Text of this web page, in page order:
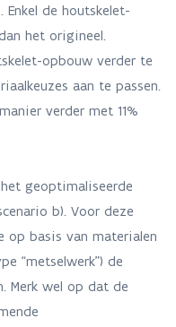
de houtskelet-
het origineel.
opbouw verder te
aan te passen.
verder met 11%
geoptimaliseerde
b). Voor deze
basis van materialen
“metselwerk”) de
Merk wel op dat de